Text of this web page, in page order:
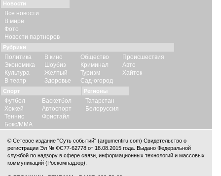
Новости
Все новости
В мире
Фото
Новости партнеров
Рубрики
Политика
Экономика
Культура
В театр
В кино
Шоубиз
Желтый
Здоровье
Общество
Криминал
Туризм
Сад-огород
Происшествия
Авто
Хайтек
Спорт
Футбол
Хоккей
Теннис
Бокс/ММА
Баскетбол
Автоспорт
Фристайл
Регионы
Татарстан
Белоруссия
© Сетевое издание "Суть событий" (argumentiru.com) Свидетельство о
регистрации Эл № ФС77-62778 от 18.08.2015 года. Выдано Федеральной
службой по надзору в сфере связи, информационных технологий и массовых
коммуникаций (Роскомнадзор).